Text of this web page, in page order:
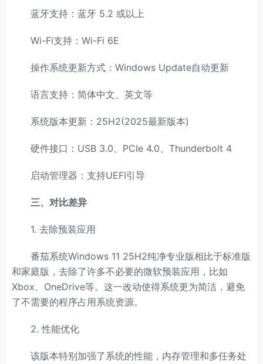
蓝牙支持：蓝牙 5.2 或以上
Wi-Fi支持：Wi-Fi 6E
操作系统更新方式：Windows Update自动更新
语言支持：简体中文、英文等
系统版本更新：25H2(2025最新版本)
硬件接口：USB 3.0、PCIe 4.0、Thunderbolt 4
启动管理器：支持UEFI引导
三、对比差异
1. 去除预装应用
番茄系统Windows 11 25H2纯净专业版相比于标准版
和家庭版，去除了许多不必要的微软预装应用，比如
Xbox、OneDrive等。这一改动使得系统更为简洁，避免
了不需要的程序占用系统资源。
2. 性能优化
该版本特别加强了系统的性能，内存管理和多任务处